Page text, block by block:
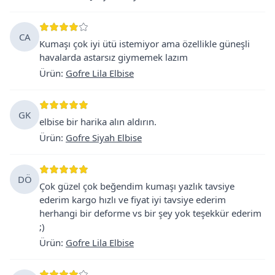
CA
Kumaşı çok iyi ütü istemiyor ama özellikle güneşli
havalarda astarsız giymemek lazım
Ürün: Gofre Lila Elbise
GK
elbise bir harika alın aldırın.
Ürün: Gofre Siyah Elbise
DÖ
Çok güzel çok beğendim kumaşı yazlık tavsiye
ederim kargo hızlı ve fiyat iyi tavsiye ederim
herhangi bir deforme vs bir şey yok teşekkür ederim
;)
Ürün: Gofre Lila Elbise